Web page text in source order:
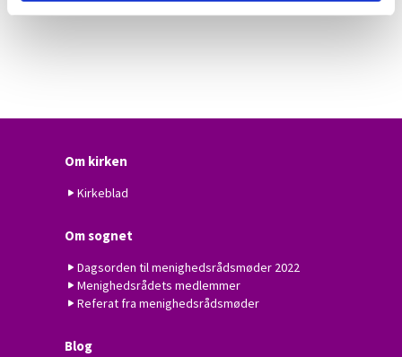
Om kirken
Kirkeblad
Om sognet
Dagsorden til menighedsrådsmøder 2022
Menighedsrådets medlemmer
Referat fra menighedsrådsmøder
Blog